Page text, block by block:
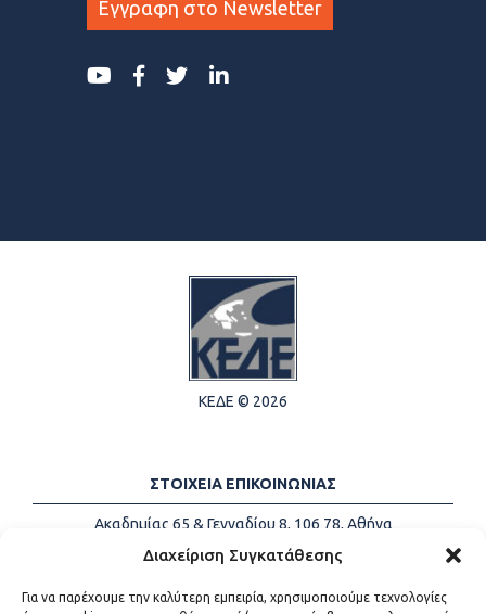
Διαχείριση Συγκατάθεσης
Για να παρέχουμε την καλύτερη εμπειρία, χρησιμοποιούμε τεχνολογίες
Εγγραφη στο Newsletter
ΚΕΔΕ © 2026
ΣΤΟΙΧΕΙΑ ΕΠΙΚΟΙΝΩΝΙΑΣ
Ακαδημίας 65 & Γενναδίου 8, 106 78, Αθήνα
Τηλέφωνα:
+30 213-2147500
Email:
info@kede.gr